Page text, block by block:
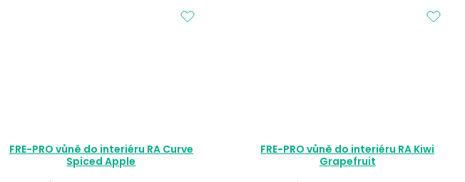
FRE-PRO vůně do interiéru RA Curve
Spiced Apple
FRE-PRO vůně do interiéru RA Kiwi
Grapefruit